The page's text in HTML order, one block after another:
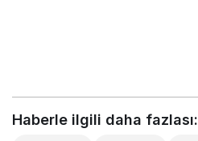
Haberle ilgili daha fazlası: